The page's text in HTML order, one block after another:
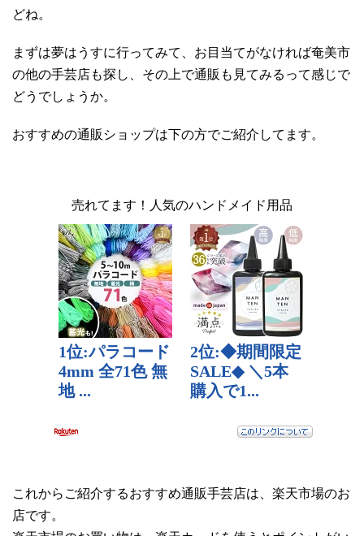
どね。
まずは夢はうすに行ってみて、お目当てがなければ奄美市
の他の手芸店も探し、その上で通販も見てみるって感じで
どうでしょうか。
おすすめの通販ショップは下の方でご紹介してます。
売れてます！人気のハンドメイド用品
これからご紹介するおすすめ通販手芸店は、楽天市場のお
店です。